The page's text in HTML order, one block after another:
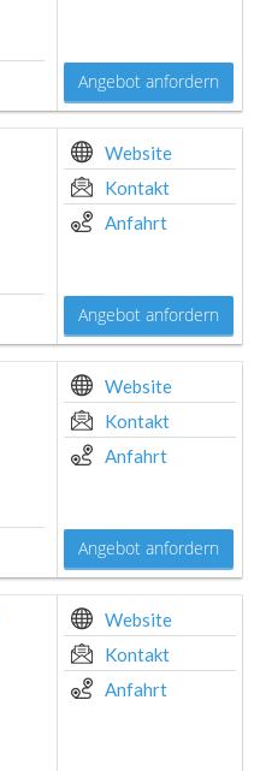
Angebot anfordern
Website
Kontakt
Anfahrt
Angebot anfordern
Website
Kontakt
Anfahrt
Angebot anfordern
Website
Kontakt
Anfahrt